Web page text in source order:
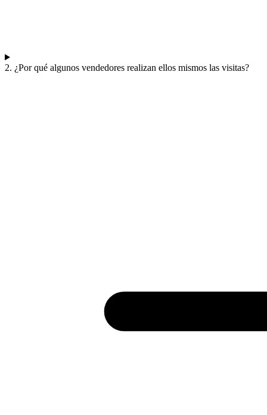
2. ¿Por qué algunos vendedores realizan ellos mismos las visitas?